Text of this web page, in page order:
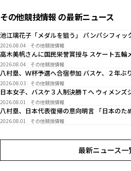
その他競技情報 の最新ニュース
池江璃花子「メダルを狙う」 パンパシフィッ
2026.08.04 その他競技情報
高木美帆さんに国民栄誉賞授与 スケート五輪
2026.08.04 その他競技情報
八村塁、Ｗ杯予選へ合宿参加 バスケ、２年ぶ
2026.08.03 その他競技情報
日本女子、バスケ３人制決勝Ｔへ ウィメンズ
2026.08.01 その他競技情報
八村塁、日本代表復帰の意向明言 「日本のた
2026.08.01 その他競技情報
最新ニュース一